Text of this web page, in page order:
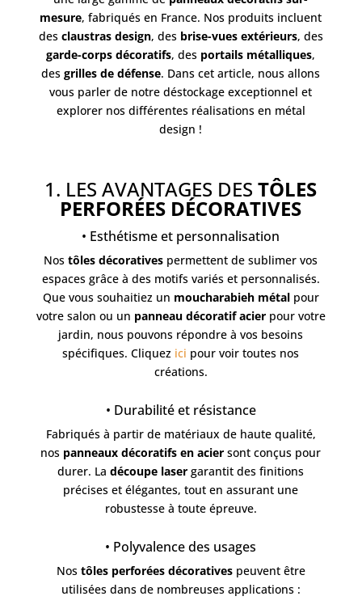
mesure, fabriqués en France. Nos produits incluent
des claustras design, des brise-vues extérieurs, des
garde-corps décoratifs, des portails métalliques,
desgrilles de défense. Dans cet article, nous allons
vous parler de notre déstockage exceptionnel et
explorer nos différentes réalisations en métal
design !
1. LES AVANTAGES DES TÔLES
PERFORÉES DÉCORATIVES
• Esthétisme et personnalisation
Nostôles décoratives permettent de sublimer vos
espaces grâce à des motifs variés et personnalisés.
Que vous souhaitiez un moucharabieh métalpour
votre salon ou un panneau décoratif acierpour votre
jardin, nous pouvons répondre à vos besoins
spécifiques. Cliquez ici pour voir toutes nos
créations.
• Durabilité et résistance
Fabriqués à partir de matériaux de haute qualité,
nos panneaux décoratifs en acier sont conçus pour
durer. Ladécoupe laser garantit des finitions
précises et élégantes, tout en assurant une
robustesse à toute épreuve.
• Polyvalence des usages
Nos tôles perforées décorativespeuvent être
utilisées dans de nombreuses applications :